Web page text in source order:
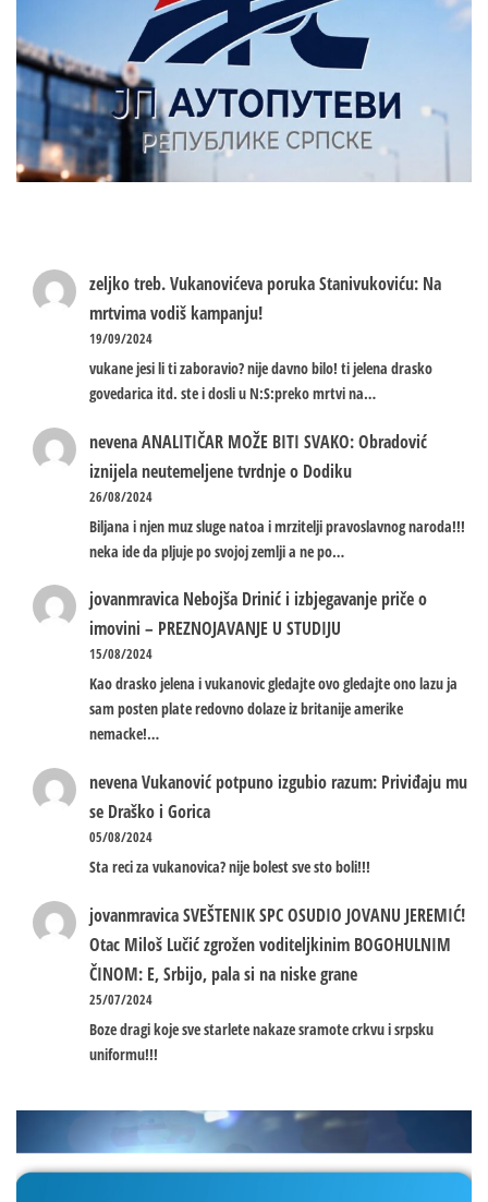
zeljko treb.Vukanovićeva poruka Stanivukoviću: Na
mrtvima vodiš kampanju!
19/09/2024
vukane jesi li ti zaboravio? nije davno bilo! ti jelena drasko
govedarica itd. ste i dosli u N:S:preko mrtvi na…
nevenaANALITIČAR MOŽE BITI SVAKO: Obradović
iznijela neutemeljene tvrdnje o Dodiku
26/08/2024
Biljana i njen muz sluge natoa i mrzitelji pravoslavnog naroda!!!
neka ide da pljuje po svojoj zemlji a ne po…
jovanmravica Nebojša Drinić i izbjegavanje priče o
imovini – PREZNOJAVANJE U STUDIJU
15/08/2024
Kao drasko jelena i vukanovic gledajte ovo gledajte ono lazu ja
sam posten plate redovno dolaze iz britanije amerike
nemacke!…
nevenaVukanović potpuno izgubio razum: Priviđaju mu
se Draško i Gorica
05/08/2024
Sta reci za vukanovica? nije bolest sve sto boli!!!
jovanmravicaSVEŠTENIK SPC OSUDIO JOVANU JEREMIĆ!
Otac Miloš Lučić zgrožen voditeljkinim BOGOHULNIM
ČINOM: E, Srbijo, pala si na niske grane
25/07/2024
Boze dragi koje sve starlete nakaze sramote crkvu i srpsku
uniformu!!!